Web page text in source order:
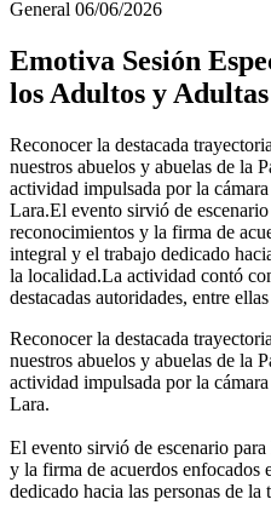
General 06/06/2026
Emotiva Sesión
los Adultos y
Reconocer la destacada
nuestros abuelos y abuelas de la
actividad impulsada por la
Lara.El evento sirvió de
reconocimientos y la firma de
integral y el trabajo dedicado
la localidad.​La actividad contó
destacadas autoridades, entre
Reconocer la destacada
nuestros abuelos y abuelas de la
actividad impulsada por la
Lara.
El evento sirvió de escenario
y la firma de acuerdos enfocados
dedicado hacia las personas de la